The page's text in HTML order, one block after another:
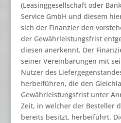
(Leasinggesellschaft oder
Service GmbH und diesem
sich der Finanzier den
der Gewährleistungsfrist
diesen anerkennt. Der
seiner Vereinbarungen mit
Nutzer des
herbeiführen, die den
Gewährleistungsfrist unter
Zeit, in welcher der Besteller
bereits besitzt, herbeiführt.